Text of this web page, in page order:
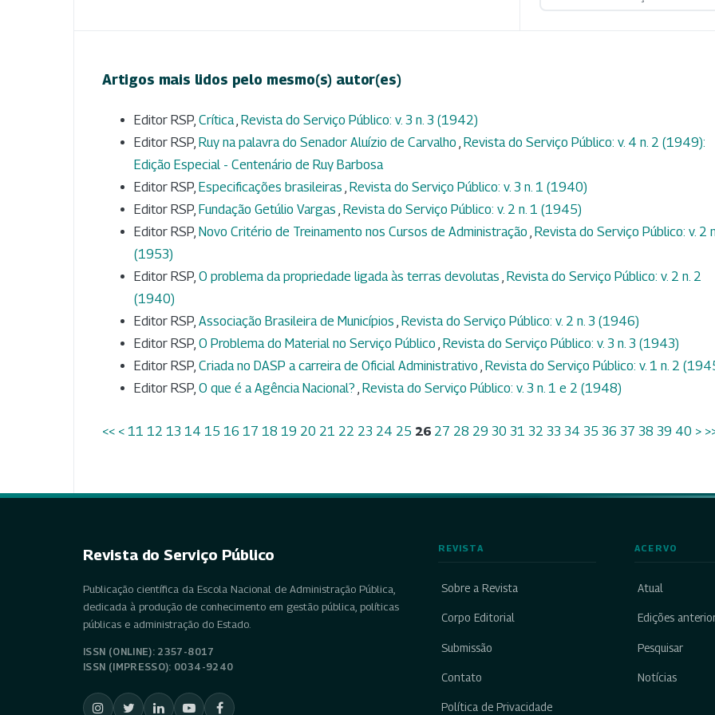
Artigos mais lidos pelo mesmo(s) autor(es)
Editor RSP, Crítica, Revista do Serviço Público: v. 3 n. 3 (1942)
Editor RSP, Ruy na palavra do Senador Aluízio de Carvalho , Revista do Serviço Público: v. 4 n. 2 (1949):
Edição Especial - Centenário de Ruy Barbosa
Editor RSP, Especificações brasileiras , Revista do Serviço Público: v. 3 n. 1 (1940)
Editor RSP, Fundação Getúlio Vargas , Revista do Serviço Público: v. 2 n. 1 (1945)
Editor RSP, Novo Critério de Treinamento nos Cursos de Administração , Revista do Serviço Público: v. 2
(1953)
Editor RSP, O problema da propriedade ligada às terras devolutas , Revista do Serviço Público: v. 2 n. 2
(1940)
Editor RSP, Associação Brasileira de Municípios , Revista do Serviço Público: v. 2 n. 3 (1946)
Editor RSP, O Problema do Material no Serviço Público , Revista do Serviço Público: v. 3 n. 3 (1943)
Editor RSP, Criada no DASP a carreira de Oficial Administrativo , Revista do Serviço Público: v. 1 n. 2
Editor RSP, O que é a Agência Nacional? , Revista do Serviço Público: v. 3 n. 1 e 2 (1948)
<< < 11 12 13 14 15 16 17 18 19 20 21 22 23 24 25 26 27 28 29 30 31 32 33 34 35 36 37 38 39 40 >
Revista do Serviço Público
Publicação científica da Escola Nacional de Administração Pública,
dedicada à produção de conhecimento em gestão pública, políticas
públicas e administração do Estado.
ISSN (ONLINE): 2357-8017
ISSN (IMPRESSO): 0034-9240
REVISTA
Sobre a Revista
Corpo Editorial
Submissão
Contato
Política de Privacidade
ACERVO
Atual
Edições
Pesquisar
Notícias